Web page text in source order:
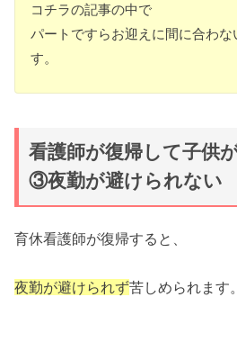
コチラの記事の中で
パートですらお迎えに間に合わな
す。
看護師が復帰して子供
③夜勤が避けられない
育休看護師が復帰すると、
夜勤が避けられず苦しめられます。